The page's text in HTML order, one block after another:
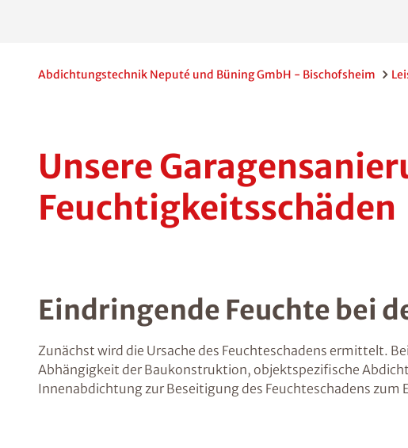
Abdichtungstechnik Neputé und Büning GmbH - Bischofsheim
Unsere
Feuchtigkeitsschäden
Eindringende Feuchte bei
Zunächst wird die Ursache des Feuchteschadens ermittelt.
Abhängigkeit der Baukonstruktion, objektspezifische
Innenabdichtung zur Beseitigung des Feuchteschadens zum